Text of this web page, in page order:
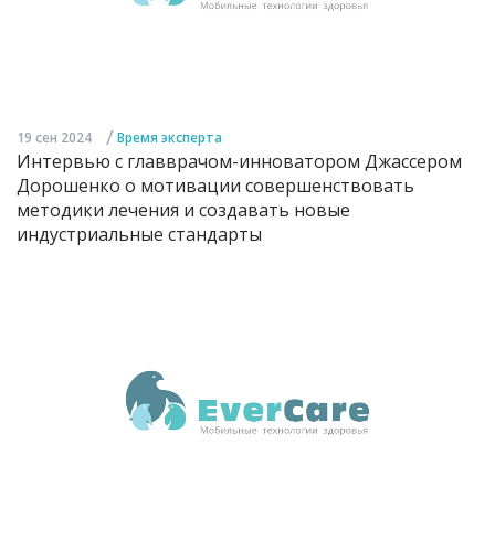
19 сен 2024 / Время эксперта
Интервью с главврачом-инноватором Джассером
Дорошенко о мотивации совершенствовать
методики лечения и создавать новые
индустриальные стандарты